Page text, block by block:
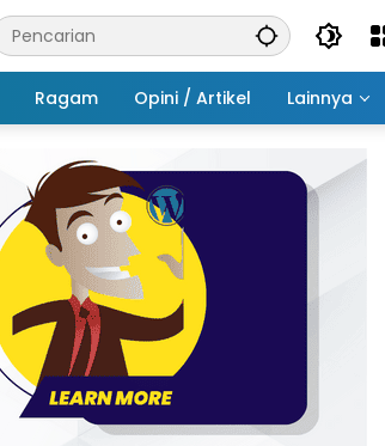
Ragam Opini / Artikel Lainnya